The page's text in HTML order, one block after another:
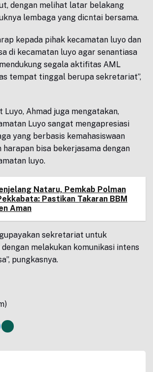
dengan melihat latar belakang
lembaga yang dicntai bersama.
kepada pihak kecamatan luyo dan
di kecamatan luyo agar senantiasa
segala aktifitas AML
tempat tinggal berupa sekretariat”,
Luyo, Ahmad juga mengatakan,
Luyo sangat mengapresiasi
yang berbasis kemahasiswaan
bisa bekerjasama dengan
luyo.
Nataru, Pemkab Polman
Pastikan Takaran BBM
Aman
sekretariat untuk
dengan melakukan komunikasi intens
pungkasnya.